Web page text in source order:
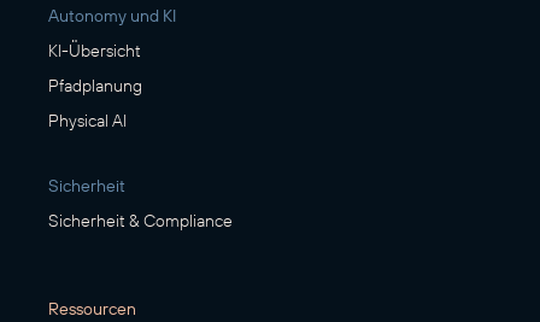
Autonomy und KI
KI-Übersicht
Pfadplanung
Physical AI
Sicherheit
Sicherheit & Compliance
Ressourcen